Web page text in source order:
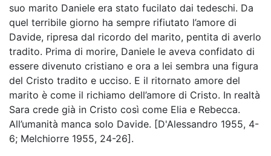
suo marito Daniele era stato fucilato dai tedeschi. Da
quel terribile giorno ha sempre rifiutato l’amore di
Davide, ripresa dal ricordo del marito, pentita di averlo
tradito. Prima di morire, Daniele le aveva confidato di
essere divenuto cristiano e ora a lei sembra una figura
del Cristo tradito e ucciso. E il ritornato amore del
marito è come il richiamo dell’amore di Cristo. In realtà
Sara crede già in Cristo così come Elia e Rebecca.
All’umanità manca solo Davide. [D'Alessandro 1955, 4-
6; Melchiorre 1955, 24-26].